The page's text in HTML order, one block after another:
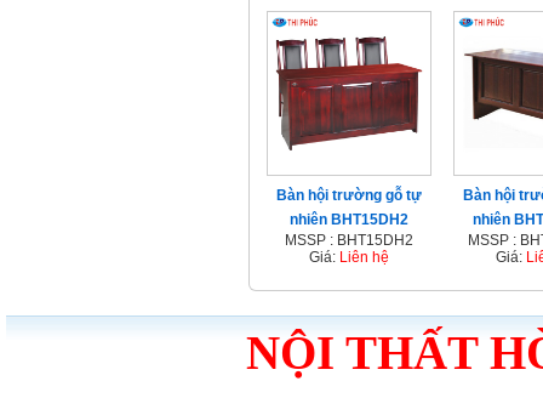
Bàn hội trường gỗ tự
nhiên BHT15DH2
MSSP : BHT15DH2
Giá: Liên hệ
Bàn hội
nhiên
MSSP :
Giá:
NỘI THẤT